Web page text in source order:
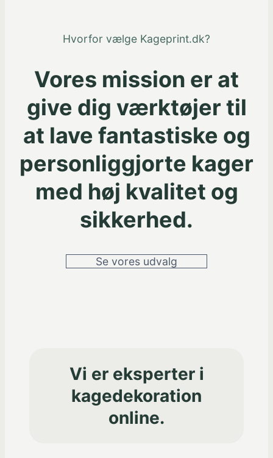
Hvorfor vælge Kageprint.dk?
Vores mission er at
give dig værktøjer til
at lave fantastiske og
personliggjorte kager
med høj kvalitet og
sikkerhed.
Se vores udvalg
Vi er eksperter i
kagedekoration
online.